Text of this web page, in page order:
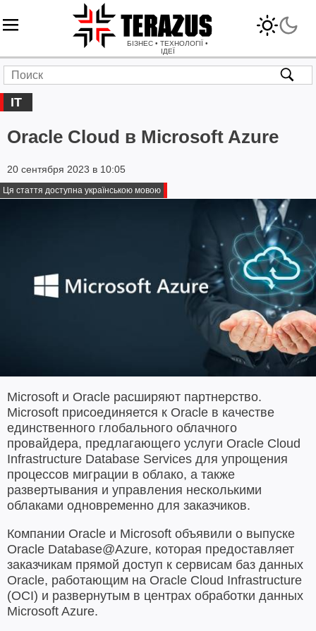
БІЗНЕС • ТЕХНОЛОГІЇ •
ІДЕЇ
IT
Oracle Cloud в Microsoft Azure
20 сентября 2023 в 10:05
Ця стаття доступна українською мовою
Microsoft и Oracle расширяют партнерство.
Microsoft присоединяется к Oracle в качестве
единственного глобального облачного
провайдера, предлагающего услуги Oracle Cloud
Infrastructure Database Services для упрощения
процессов миграции в облако, а также
развертывания и управления несколькими
облаками одновременно для заказчиков.
Компании Oracle и Microsoft объявили о выпуске
Oracle Database@Azure, которая предоставляет
заказчикам прямой доступ к сервисам баз данных
Oracle, работающим на Oracle Cloud Infrastructure
(OCI) и развернутым в центрах обработки данных
Microsoft Azure.